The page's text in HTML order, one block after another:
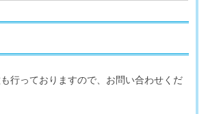
行っておりますので、お問い合わせくだ